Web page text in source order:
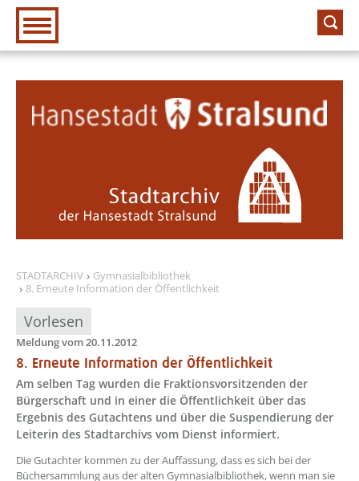
Zur Hauptnavigation
Zum Inhalt
STADTARCHIV
Gymnasialbibliothek
8. Erneute Information der Öffentlichkeit
Vorlesen
Meldung vom 20.11.2012
8. Erneute Information der Öffentlichkeit
Am selben Tag wurden die Fraktionsvorsitzenden der
Bürgerschaft und in einer die Öffentlichkeit über das
Ergebnis des Gutachtens und über die Suspendierung der
Leiterin des Stadtarchivs vom Dienst informiert.
Die Gutachter kommen zu der Auffassung, dass es sich bei der
Büchersammlung aus der alten Gymnasialbibliothek, wenn man sie